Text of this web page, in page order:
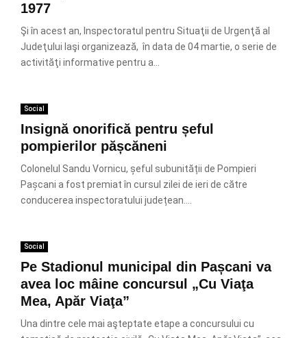
1977
Şi în acest an, Inspectoratul pentru Situaţii de Urgenţă al
Judeţului Iaşi organizează, în data de 04 martie, o serie de
activităţi informative pentru a...
Social
Insignă onorifică pentru șeful
pompierilor pășcăneni
Colonelul Sandu Vornicu, șeful subunității de Pompieri
Pașcani a fost premiat în cursul zilei de ieri de către
conducerea inspectoratului județean....
Social
Pe Stadionul municipal din Pașcani va
avea loc mâine concursul „Cu Viaţa
Mea, Apăr Viaţa”
Una dintre cele mai aşteptate etape a concursului cu